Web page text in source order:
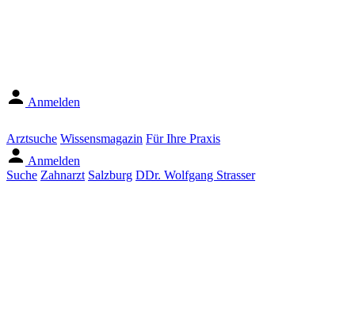
Anmelden
Arztsuche Wissensmagazin Für Ihre Praxis
Anmelden
Suche Zahnarzt Salzburg DDr. Wolfgang Strasser